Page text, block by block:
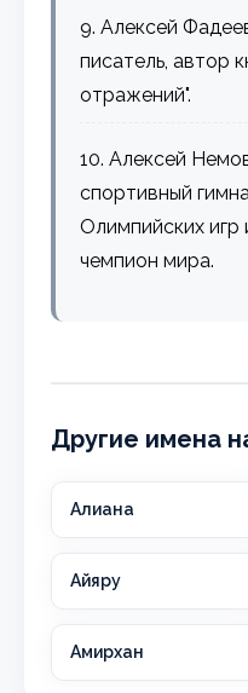
9. Алексей
писатель, автор
отражений".
10. Алексей
спортивный
Олимпийских игр
чемпион мира.
Другие имена
Алиана
Айяру
Амирхан